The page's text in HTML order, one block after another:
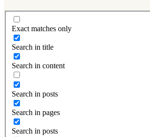
Exact matches only
Search in title
Search in content
Search in posts
Search in pages
Search in posts